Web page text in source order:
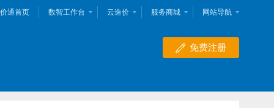
通首页 数智工作台 云造价 服务商城 网站导航
免费注册